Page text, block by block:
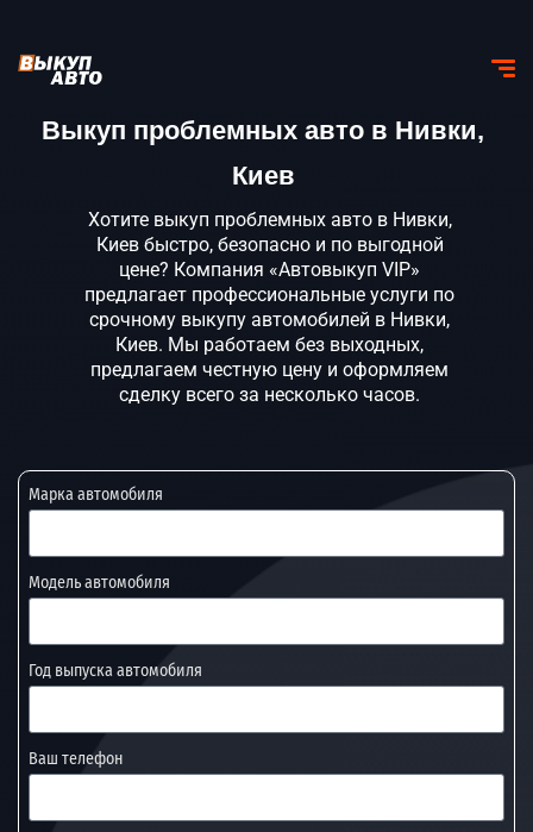
Выкуп проблемных авто в Нивки,
Киев
Хотите выкуп проблемных авто в Нивки,
Киев быстро, безопасно и по выгодной
цене? Компания «Автовыкуп VIP»
предлагает профессиональные услуги по
срочному выкупу автомобилей в Нивки,
Киев. Мы работаем без выходных,
предлагаем честную цену и оформляем
сделку всего за несколько часов.
Марка автомобиля
Модель автомобиля
Год выпуска автомобиля
Ваш телефон